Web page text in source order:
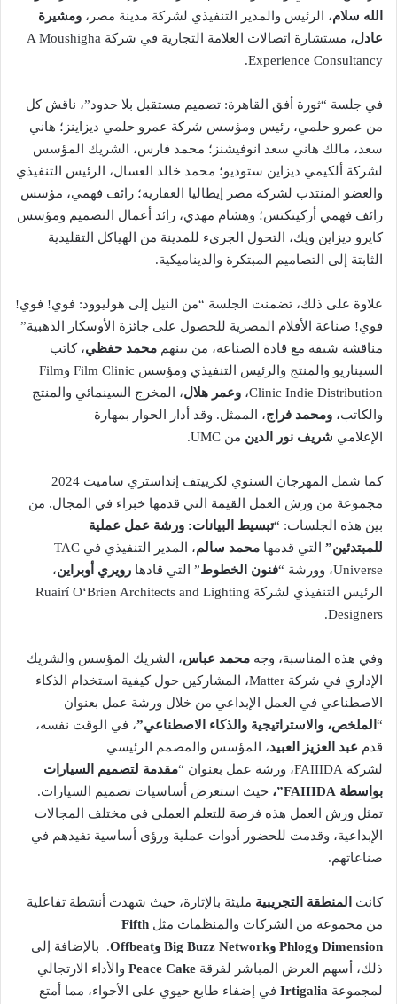
الله سلام، الرئيس والمدير التنفيذي لشركة مدينة مصر، ومشيرة
عادل
، مستشارة اتصالات العلامة التجارية في شركة A Moushigha
Experience Consultancy.
في جلسة “ثورة أفق القاهرة: تصميم مستقبل بلا حدود”، ناقش كل
من عمرو حلمي، رئيس ومؤسس شركة عمرو حلمي ديزاينز؛ هاني
سعد، مالك هاني سعد انوفيشنز؛ محمد فارس، الشريك المؤسس
لشركة ألكيمي ديزاين ستوديو؛ محمد خالد العسال، الرئيس التنفيذي
والعضو المنتدب لشركة مصر إيطاليا العقارية؛ رائف فهمي، مؤسس
رائف فهمي أركيتكتس؛ وهشام مهدي، رائد أعمال التصميم ومؤسس
كايرو ديزاين ويك، التحول الجريء للمدينة من الهياكل التقليدية
الثابتة إلى التصاميم المبتكرة والديناميكية.
علاوة على ذلك، تضمنت الجلسة “من النيل إلى هوليوود: فوي! فوي!
فوي! صناعة الأفلام المصرية للحصول على جائزة الأوسكار الذهبية”
مناقشة شيقة مع قادة الصناعة، من بينهم محمد حفظي، كاتب
السيناريو والمنتج والرئيس التنفيذي ومؤسس Film Clinic وFilm
Clinic Indie Distribution، وعمر هلال، المخرج السينمائي والمنتج
والكاتب، ومحمد فراج، الممثل. وقد أدار الحوار بمهارة
الإعلامي شريف نور الدين من UMC.
كما شمل المهرجان السنوي لكرييتف إنداستري ساميت 2024
مجموعة من ورش العمل القيمة التي قدمها خبراء في المجال. من
بين هذه الجلسات: “تبسيط البيانات: ورشة عمل عملية
للمبتدئين” التي قدمها محمد سالم
، المدير التنفيذي في TAC
Universe، وورشة “
فنون الخطوط” التي قادها رويري أوبراين،
الرئيس التنفيذي لشركة Ruairí O‘Brien Architects and Lighting
Designers.
وفي هذه المناسبة، وجه محمد عباس، الشريك المؤسس والشريك
الإداري في شركة Matter، المشاركين حول كيفية استخدام الذكاء
الاصطناعي في العمل الإبداعي من خلال ورشة عمل بعنوان
“ الملخص، والاستراتيجية والذكاء الاصطناعي”، في الوقت نفسه،
قدم عبد العزيز العبيد، المؤسس والمصمم الرئيسي
لشركة FAIIIDA، ورشة عمل بعنوان “
مقدمة لتصميم السيارات
بواسطة FAIIIDA”، حيث استعرض أساسيات تصميم السيارات.
تمثل ورش العمل هذه فرصة للتعلم العملي في مختلف المجالات
الإبداعية، وقدمت للحضور أدوات عملية ورؤى أساسية تفيدهم في
صناعاتهم.
كانت المنطقة التجريبية مليئة بالإثارة، حيث شهدت أنشطة تفاعلية
من مجموعة من الشركات والمنظمات مثل Fifth
Dimension وPhlog وBig Buzz Network وOffbeat. بالإضافة إلى
ذلك، أسهم العرض المباشر لفرقة Peace Cake والأداء الارتجالي
لمجموعة Irtigalia في إضفاء طابع حيوي على الأجواء، مما أمتع